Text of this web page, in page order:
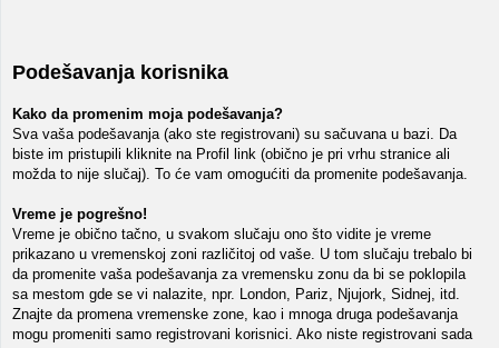
Podešavanja korisnika
Kako da promenim moja podešavanja?
Sva vaša podešavanja (ako ste registrovani) su sačuvana u bazi. Da
biste im pristupili kliknite na Profil link (obično je pri vrhu stranice ali
možda to nije slučaj). To će vam omogućiti da promenite podešavanja.
Vreme je pogrešno!
Vreme je obično tačno, u svakom slučaju ono što vidite je vreme
prikazano u vremenskoj zoni različitoj od vaše. U tom slučaju trebalo bi
da promenite vaša podešavanja za vremensku zonu da bi se poklopila
sa mestom gde se vi nalazite, npr. London, Pariz, Njujork, Sidnej, itd.
Znajte da promena vremenske zone, kao i mnoga druga podešavanja
mogu promeniti samo registrovani korisnici. Ako niste registrovani sada